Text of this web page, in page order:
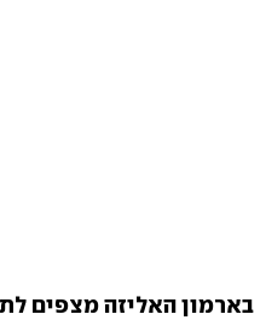
בארמון האליזה מצפים